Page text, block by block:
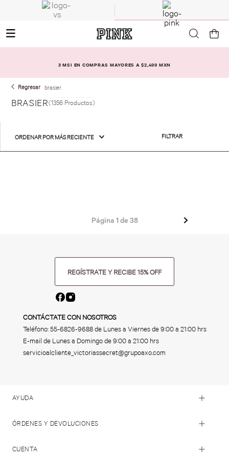
3 MSI EN COMPRAS MAYORES A $2,499 MXN
brasier
BRASIER 1356 Productos
ORDENAR POR MÁS RECIENTE FILTRAR
Página 1 de 38
REGÍSTRATE Y RECIBE 15% OFF
CONTÁCTATE CON NOSOTROS
Teléfono:55-6826-9688de Lunes a Viernes de 9:00 a 21:00 hrs
E-mail de Lunes a Domingo de 9:00 a 21:00 hrs
servicioalcliente_victoriassecret@grupoaxo.com
AYUDA
ÓRDENES Y DEVOLUCIONES
CUENTA